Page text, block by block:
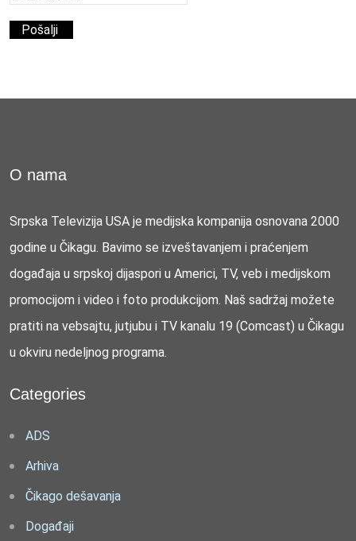
O nama
Srpska Televizija USA je medijska kompanija osnovana 2000
godine u Čikagu. Bavimo se izveštavanjem i praćenjem
događaja u srpskoj dijaspori u Americi, TV, veb i medijskom
promocijom i video i foto produkcijom. Naš sadržaj možete
pratiti na vebsajtu, jutjubu i TV kanalu 19 (Comcast) u Čikagu
u okviru nedeljnog programa.
Categories
ADS
Arhiva
Čikago dešavanja
Događaji